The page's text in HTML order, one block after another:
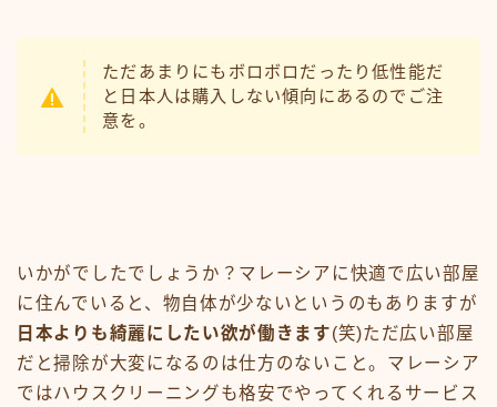
ただあまりにもボロボロだったり低性能だ
と日本人は購入しない傾向にあるのでご注
意を。
いかがでしたでしょうか？マレーシアに快適で広い部屋
に住んでいると、物自体が少ないというのもありますが
日本よりも綺麗にしたい欲が働きます(笑)ただ広い部屋
だと掃除が大変になるのは仕方のないこと。マレーシア
ではハウスクリーニングも格安でやってくれるサービス